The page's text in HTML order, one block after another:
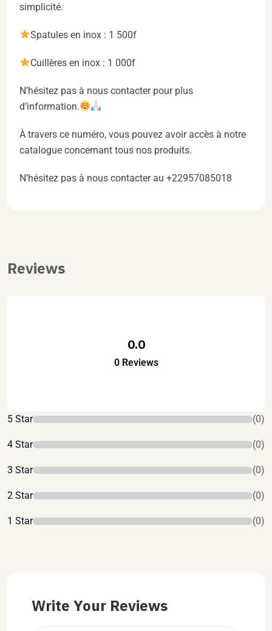
simplicité.
Spatules en inox : 1 500f
Cuillères en inox : 1 000f
N’hésitez pas à nous contacter pour plus
d’information.
À travers ce numéro, vous pouvez avoir accès à notre
catalogue concernant tous nos produits.
N’hésitez pas à nous contacter au +22957085018
Reviews
0.0
0 Reviews
5 Star (0)
4 Star (0)
3 Star (0)
2 Star (0)
1 Star (0)
Write Your Reviews